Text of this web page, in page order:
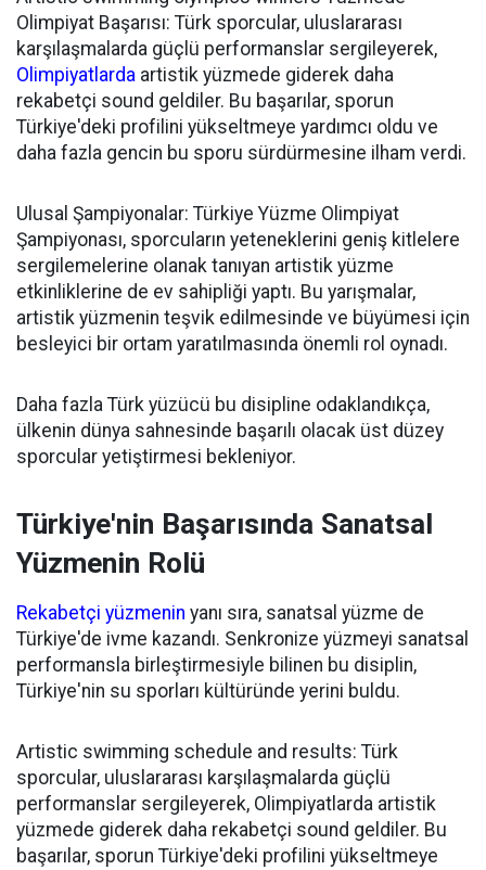
Olimpiyat Başarısı: Türk sporcular, uluslararası
karşılaşmalarda güçlü performanslar sergileyerek,
Olimpiyatlarda artistik yüzmede giderek daha
rekabetçi sound geldiler. Bu başarılar, sporun
Türkiye'deki profilini yükseltmeye yardımcı oldu ve
daha fazla gencin bu sporu sürdürmesine ilham verdi.
Ulusal Şampiyonalar: Türkiye Yüzme Olimpiyat
Şampiyonası, sporcuların yeteneklerini geniş kitlelere
sergilemelerine olanak tanıyan artistik yüzme
etkinliklerine de ev sahipliği yaptı. Bu yarışmalar,
artistik yüzmenin teşvik edilmesinde ve büyümesi için
besleyici bir ortam yaratılmasında önemli rol oynadı.
Daha fazla Türk yüzücü bu disipline odaklandıkça,
ülkenin dünya sahnesinde başarılı olacak üst düzey
sporcular yetiştirmesi bekleniyor.
Türkiye'nin Başarısında Sanatsal
Yüzmenin Rolü
Rekabetçi yüzmenin yanı sıra, sanatsal yüzme de
Türkiye'de ivme kazandı. Senkronize yüzmeyi sanatsal
performansla birleştirmesiyle bilinen bu disiplin,
Türkiye'nin su sporları kültüründe yerini buldu.
Artistic swimming schedule and results: Türk
sporcular, uluslararası karşılaşmalarda güçlü
performanslar sergileyerek, Olimpiyatlarda artistik
yüzmede giderek daha rekabetçi sound geldiler. Bu
başarılar, sporun Türkiye'deki profilini yükseltmeye